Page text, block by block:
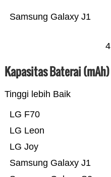
Samsung Galaxy J1
4
Kapasitas Baterai (mAh)
Tinggi lebih Baik
Samsung Galaxy J1
LG Joy
LG Leon
LG F70